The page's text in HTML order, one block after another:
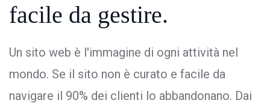
facile da gestire.
Un sito web è l'immagine di ogni attività nel
mondo. Se il sito non è curato e facile da
navigare il 90% dei clienti lo abbandonano. Dai